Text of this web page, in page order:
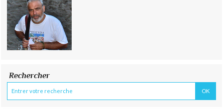
Rechercher